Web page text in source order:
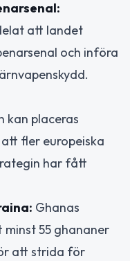
att landet
och införa
kan placeras
fler europeiska
har fått
Ghanas
55 ghananer
att strida för